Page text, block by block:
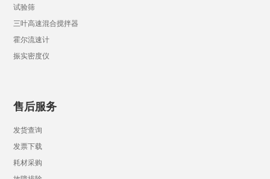
试验筛
三叶高速混合搅拌器
霍尔流速计
振实密度仪
售后服务
发货查询
发票下载
耗材采购